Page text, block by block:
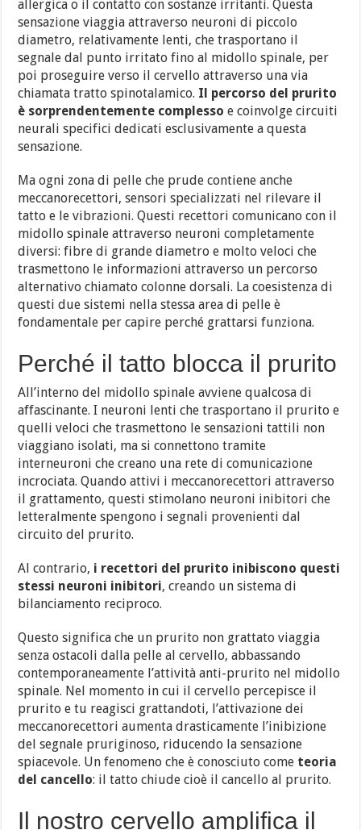
allergica o il contatto con sostanze irritanti. Questa
sensazione viaggia attraverso neuroni di piccolo
diametro, relativamente lenti, che trasportano il
segnale dal punto irritato fino al midollo spinale, per
poi proseguire verso il cervello attraverso una via
chiamata tratto spinotalamico. Il percorso del prurito
è sorprendentemente complesso e coinvolge circuiti
neurali specifici dedicati esclusivamente a questa
sensazione.
Ma ogni zona di pelle che prude contiene anche
meccanorecettori, sensori specializzati nel rilevare il
tatto e le vibrazioni. Questi recettori comunicano con il
midollo spinale attraverso neuroni completamente
diversi: fibre di grande diametro e molto veloci che
trasmettono le informazioni attraverso un percorso
alternativo chiamato colonne dorsali. La coesistenza di
questi due sistemi nella stessa area di pelle è
fondamentale per capire perché grattarsi funziona.
Perché il tatto blocca il prurito
All’interno del midollo spinale avviene qualcosa di
affascinante. I neuroni lenti che trasportano il prurito e
quelli veloci che trasmettono le sensazioni tattili non
viaggiano isolati, ma si connettono tramite
interneuroni che creano una rete di comunicazione
incrociata. Quando attivi i meccanorecettori attraverso
il grattamento, questi stimolano neuroni inibitori che
letteralmente spengono i segnali provenienti dal
circuito del prurito.
Al contrario, i recettori del prurito inibiscono questi
stessi neuroni inibitori, creando un sistema di
bilanciamento reciproco.
Questo significa che un prurito non grattato viaggia
senza ostacoli dalla pelle al cervello, abbassando
contemporaneamente l’attività anti-prurito nel midollo
spinale. Nel momento in cui il cervello percepisce il
prurito e tu reagisci grattandoti, l’attivazione dei
meccanorecettori aumenta drasticamente l’inibizione
del segnale pruriginoso, riducendo la sensazione
spiacevole. Un fenomeno che è conosciuto come teoria
del cancello: il tatto chiude cioè il cancello al prurito.
Il nostro cervello amplifica il